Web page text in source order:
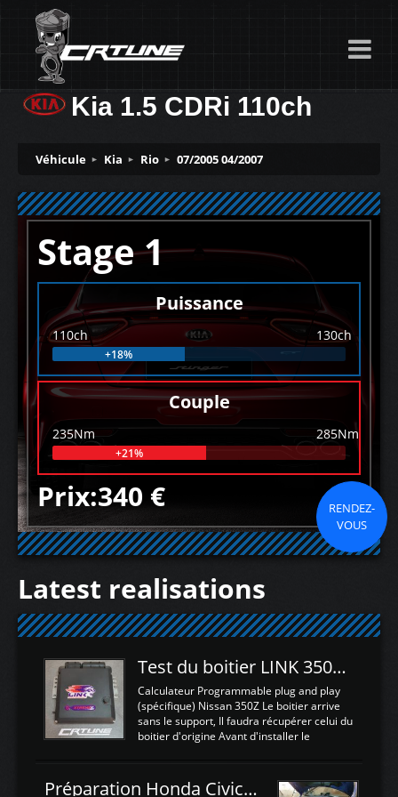
Kia 1.5 CDRi 110ch
Véhicule Kia Rio 07/2005 04/2007
Stage 1
Puissance
110ch 130ch
+18%
Couple
235Nm 285Nm
+21%
Prix:340 €
RENDEZ-
VOUS
Latest realisations
Test du boitier LINK 350Z Plugin ECU
Calculateur Programmable plug and play
(spécifique) Nissan 350Z Le boitier arrive
sans le support, Il faudra récupérer celui du
boitier d'origine Avant d'installer le
d'envoyer l'information de la large bande
Préparation Honda Civic Type R FK2